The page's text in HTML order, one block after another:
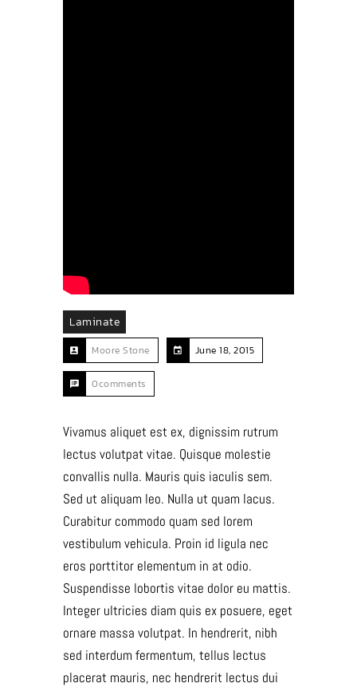
Laminate
Moore Stone June 18, 2015
0comments
Vivamus aliquet est ex, dignissim rutrum
lectus volutpat vitae. Quisque molestie
convallis nulla. Mauris quis iaculis sem.
Sed ut aliquam leo. Nulla ut quam lacus.
Curabitur commodo quam sed lorem
vestibulum vehicula. Proin id ligula nec
eros porttitor elementum in at odio.
Suspendisse lobortis vitae dolor eu mattis.
Integer ultricies diam quis ex posuere, eget
ornare massa volutpat. In hendrerit, nibh
sed interdum fermentum, tellus lectus
placerat mauris, nec hendrerit lectus dui